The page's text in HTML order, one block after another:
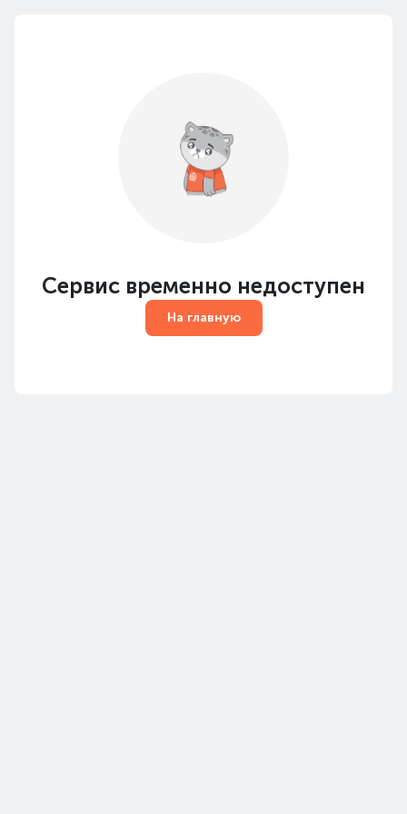
Сервис временно недоступен
На главную